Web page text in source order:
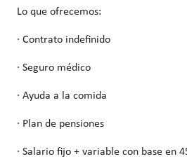
Lo que ofrecemos:
· Contrato indefinido
· Seguro médico
· Ayuda a la comida
· Plan de pensiones
· Salario fijo + variable con base en